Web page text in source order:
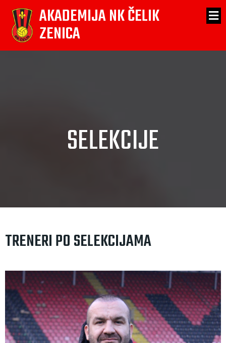
AKADEMIJA NK ČELIK
ZENICA
SELEKCIJE
TRENERI PO SELEKCIJAMA